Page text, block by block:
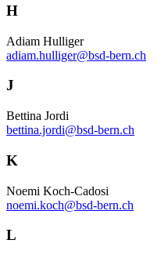
H
Adiam Hulliger
adiam.hulliger@bsd-bern.ch
J
Bettina Jordi
bettina.jordi@bsd-bern.ch
K
Noemi Koch-Cadosi
noemi.koch@bsd-bern.ch
L